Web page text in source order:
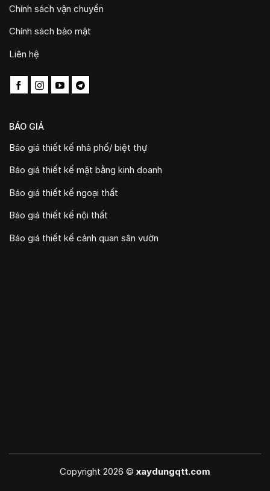
Chính sách vận chuyển
Chính sách bảo mật
Liên hệ
BÁO GIÁ
Báo giá thiết kế nhà phố/ biệt thự
Báo giá thiết kế mặt bằng kinh doanh
Báo giá thiết kế ngoại thất
Báo giá thiết kế nội thất
Báo giá thiết kế cảnh quan sân vườn
Copyright 2026 © xaydungqtt.com